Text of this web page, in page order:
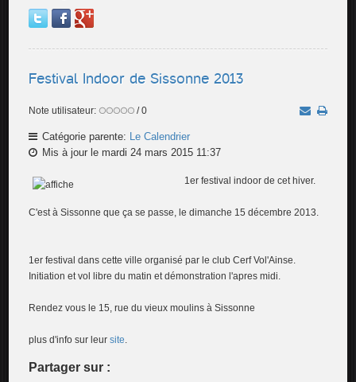
Festival Indoor de Sissonne 2013
Note utilisateur: / 0
Catégorie parente: Le Calendrier
Mis à jour le mardi 24 mars 2015 11:37
1er festival indoor de cet hiver.
C'est à Sissonne que ça se passe, le dimanche 15 décembre 2013.
1er festival dans cette ville organisé par le club Cerf Vol'Ainse.
Initiation et vol libre du matin et démonstration l'apres midi.
Rendez vous le 15, rue du vieux moulins à Sissonne
plus d'info sur leursite.
Partager sur :